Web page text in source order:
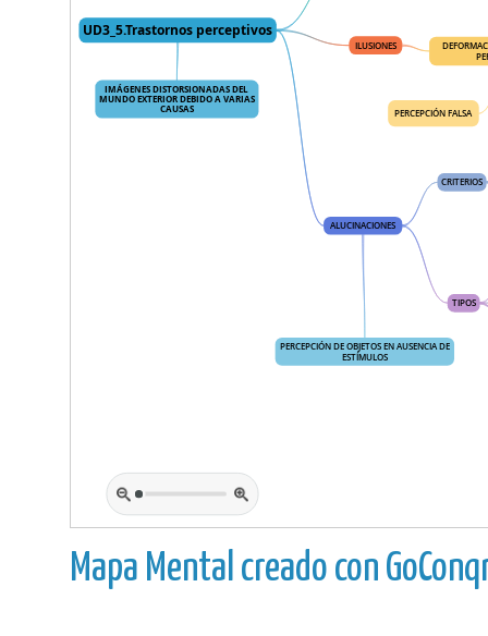
Mapa Mental creado con